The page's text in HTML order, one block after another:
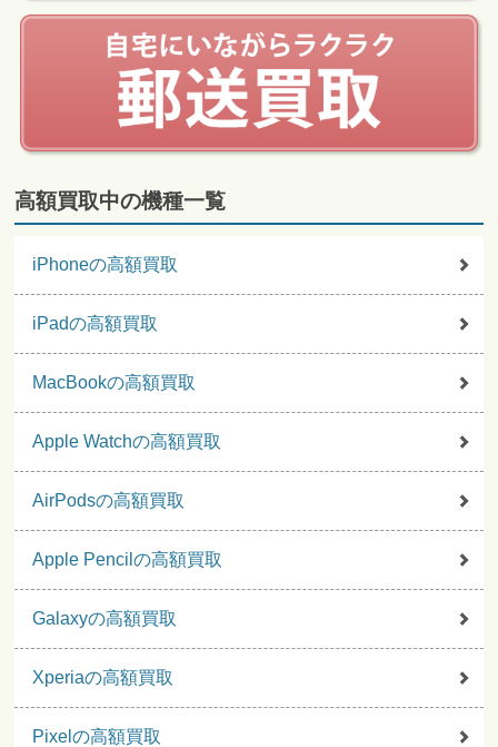
高額買取中の機種一覧
iPhoneの高額買取
iPadの高額買取
MacBookの高額買取
Apple Watchの高額買取
AirPodsの高額買取
Apple Pencilの高額買取
Galaxyの高額買取
Xperiaの高額買取
Pixelの高額買取